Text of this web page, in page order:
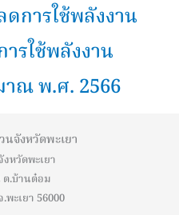
การใช้พลังงาน
รใช้พลังงาน
าณ พ.ศ. 2566
นจังหวัดพะเยา
หวัดพะเยา
ต.บ้านต๋อม
พะเยา 56000